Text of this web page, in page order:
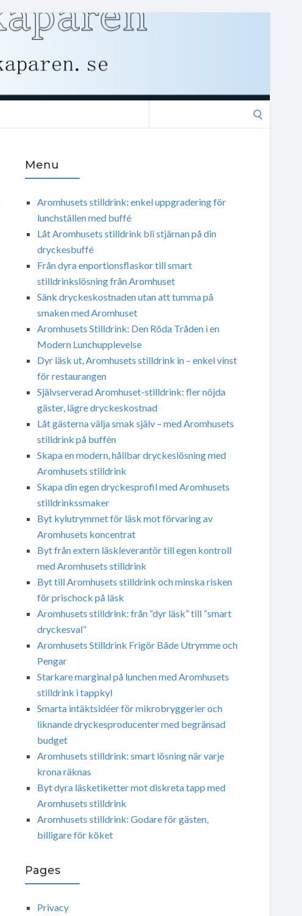
Menu
Aromhusets stilldrink: enkel uppgradering för
lunchställen med buffé
Låt Aromhusets stilldrink bli stjärnan på din
dryckesbuffé
Från dyra enportionsflaskor till smart
stilldrinkslösning från Aromhuset
Sänk dryckeskostnaden utan att tumma på
smaken med Aromhuset
Aromhusets Stilldrink: Den Röda Tråden i en
Modern Lunchupplevelse
Dyr läsk ut, Aromhusets stilldrink in – enkel vinst
för restaurangen
Självserverad Aromhuset-stilldrink: fler nöjda
gäster, lägre dryckeskostnad
Låt gästerna välja smak själv – med Aromhusets
stilldrink på buffén
Skapa en modern, hållbar dryckeslösning med
Aromhusets stilldrink
Skapa din egen dryckesprofil med Aromhusets
stilldrinkssmaker
Byt kylutrymmet för läsk mot förvaring av
Aromhusets koncentrat
Byt från extern läskleverantör till egen kontroll
med Aromhusets stilldrink
Byt till Aromhusets stilldrink och minska risken
för prischock på läsk
Aromhusets stilldrink: från “dyr läsk” till “smart
dryckesval”
Aromhusets Stilldrink Frigör Både Utrymme och
Pengar
Starkare marginal på lunchen med Aromhusets
stilldrink i tappkyl
Smarta intäktsidéer för mikrobryggerier och
liknande dryckesproducenter med begränsad
budget
Aromhusets stilldrink: smart lösning när varje
krona räknas
Byt dyra läsketiketter mot diskreta tapp med
Aromhusets stilldrink
Aromhusets stilldrink: Godare för gästen,
billigare för köket
Pages
Privacy